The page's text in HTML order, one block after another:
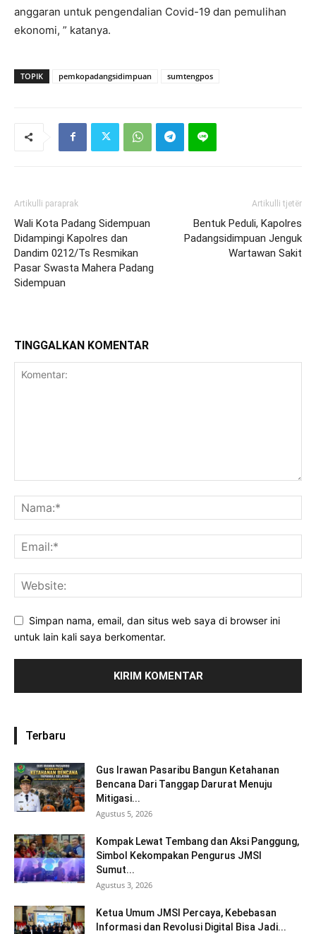
anggaran untuk pengendalian Covid-19 dan pemulihan
ekonomi, ” katanya.
TOPIK pemkopadangsidimpuan sumtengpos
Artikulli paraprak
Wali Kota Padang Sidempuan
Didampingi Kapolres dan
Dandim 0212/Ts Resmikan
Pasar Swasta Mahera Padang
Sidempuan
Artikulli tjetër
Bentuk Peduli, Kapolres
Padangsidimpuan Jenguk
Wartawan Sakit
TINGGALKAN KOMENTAR
Simpan nama, email, dan situs web saya di browser ini
untuk lain kali saya berkomentar.
Terbaru
Gus Irawan Pasaribu Bangun Ketahanan
Bencana Dari Tanggap Darurat Menuju
Mitigasi...
Agustus 5, 2026
Kompak Lewat Tembang dan Aksi Panggung,
Simbol Kekompakan Pengurus JMSI
Sumut...
Agustus 3, 2026
Ketua Umum JMSI Percaya, Kebebasan
Informasi dan Revolusi Digital Bisa Jadi...